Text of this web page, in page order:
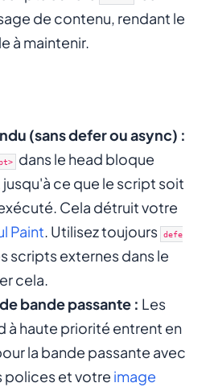
de contenu, rendant le
à maintenir.
(sans defer ou async) :
dans le head bloque
jusqu'à ce que le script soit
Cela détruit votre
Paint. Utilisez toujours defe
scripts externes dans le
cela.
bande passante : Les
à haute priorité entrent en
la bande passante avec
polices et votre image